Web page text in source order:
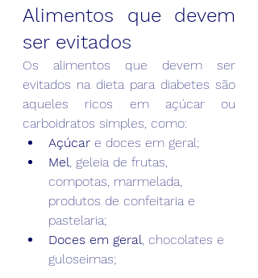
Alimentos que devem
ser evitados
Os alimentos que devem ser
evitados na dieta para diabetes são
aqueles ricos em açúcar ou
carboidratos simples, como:
Açúcar e doces em geral;
Mel, geleia de frutas,
compotas, marmelada,
produtos de confeitaria e
pastelaria;
Doces em geral, chocolates e
guloseimas;